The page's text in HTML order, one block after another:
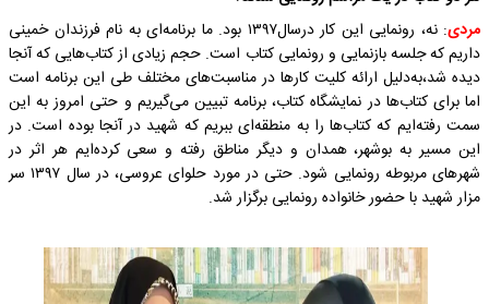
مردی
: نه، رونمایی این کار درسال۱۳۹۷ بود. ما برنامه‌ای به نام فرزندان خمینی
داریم که جلسه بازنمایی و رونمایی کتاب است. حجم زیادی از کتاب‌هایی که آنجا
دیده شد،به‌دلیل ارائه کلیت کار‌ها در مناسبت‌های مختلف طی این برنامه است
اما برای کتاب‌ها در نمایشگاه کتاب، برنامه تبیین می‌گیریم و حتی امروز به این
سمت رفته‌ایم که کتاب‌ها را به منطقه‌ای ببریم که شهید در آنجا بوده است. در
این مسیر به بوشهر، همدان و دیگر مناطق رفته‌ و سعی کرده‌ایم هر اثر در
شهر‌های مربوطه رونمایی شود. حتی در مورد حلوای عروسی، در سال ۱۳۹۷ سر
مزار شهید با حضور خانواده رونمایی برگزار شد.